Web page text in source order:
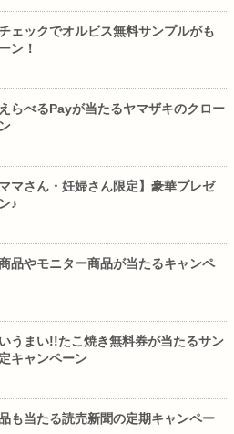
ェックでオルビス無料サンプルがも
ン！
らべるPayが当たるヤマザキのクロー
マさん・妊婦さん限定】豪華プレゼ
♪
品やモニター商品が当たるキャンペ
うまい!!たこ焼き無料券が当たるサン
キャンペーン
も当たる読売新聞の定期キャンペー